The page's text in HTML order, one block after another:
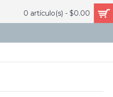
0 artículo(s) - $0.00